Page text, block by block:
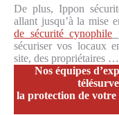
De plus, Ippon
allant jusqu’à la mise
de sécurité cynophile
sécuriser vos locaux
site, des propriétaires …
Nos équipes
la protection de